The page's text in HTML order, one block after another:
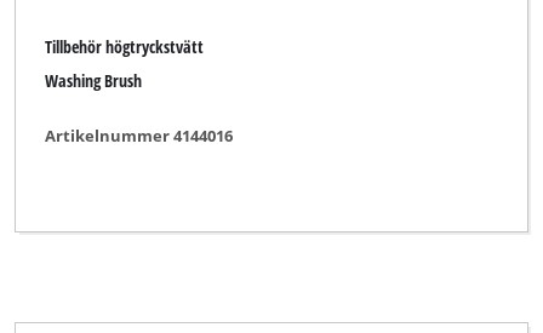
Tillbehör högtryckstvätt
Washing Brush
Artikelnummer 4144016